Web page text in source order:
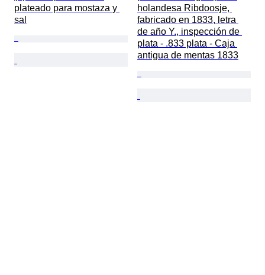
plateado para mostaza y
sal
holandesa Ribdoosje,
fabricado en 1833, letra
de año Y., inspección de
plata - .833 plata - Caja
antigua de mentas 1833